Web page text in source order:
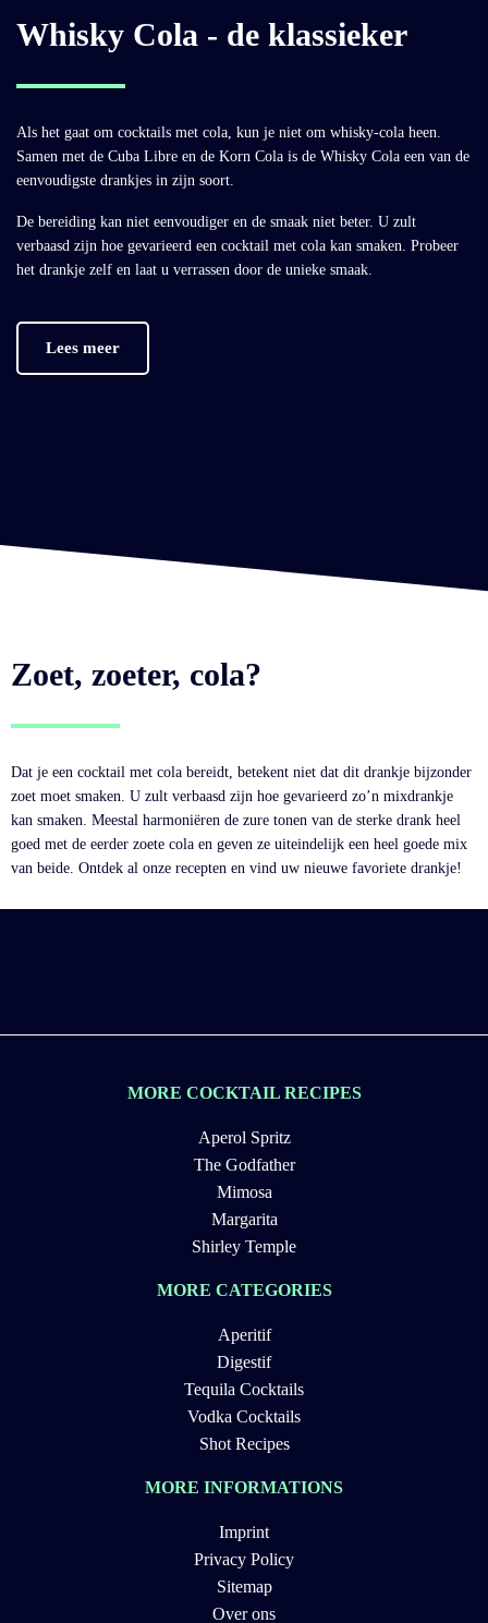
Whisky Cola - de klassieker
Als het gaat om cocktails met cola, kun je niet om whisky-cola heen.
Samen met de Cuba Libre en de Korn Cola is de Whisky Cola een van de
eenvoudigste drankjes in zijn soort.
De bereiding kan niet eenvoudiger en de smaak niet beter. U zult
verbaasd zijn hoe gevarieerd een cocktail met cola kan smaken. Probeer
het drankje zelf en laat u verrassen door de unieke smaak.
Lees meer
Zoet, zoeter, cola?
Dat je een cocktail met cola bereidt, betekent niet dat dit drankje bijzonder
zoet moet smaken. U zult verbaasd zijn hoe gevarieerd zo’n mixdrankje
kan smaken. Meestal harmoniëren de zure tonen van de sterke drank heel
goed met de eerder zoete cola en geven ze uiteindelijk een heel goede mix
van beide. Ontdek al onze recepten en vind uw nieuwe favoriete drankje!
MORE COCKTAIL RECIPES
Aperol Spritz
The Godfather
Mimosa
Margarita
Shirley Temple
MORE CATEGORIES
Aperitif
Digestif
Tequila Cocktails
Vodka Cocktails
Shot Recipes
MORE INFORMATIONS
Imprint
Privacy Policy
Sitemap
Over ons